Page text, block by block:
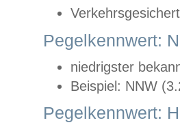
Pegelkennwert:
niedrigster
Beispiel: NNW
Pegelkennwert: